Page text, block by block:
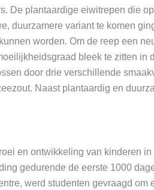
De plantaardige eiwitrepen die
duurzamere variant te komen
worden. Om de reep een
bleek te zitten in
door drie verschillende
Naast plantaardig en
en ontwikkeling van kinderen
gedurende de eerste 1000
werd studenten gevraagd om